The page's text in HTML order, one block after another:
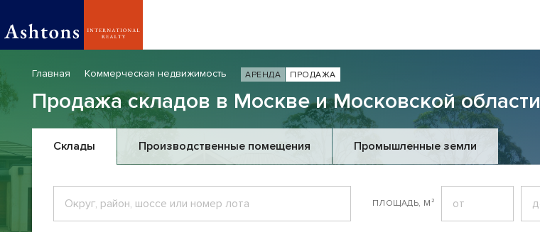
Главная Коммерческая недвижимость АРЕНДА ПРОДАЖА
Продажа складов в Москве и Московской области
Склады Производственные помещения Промышленные земли
ПЛОЩАДЬ, М²